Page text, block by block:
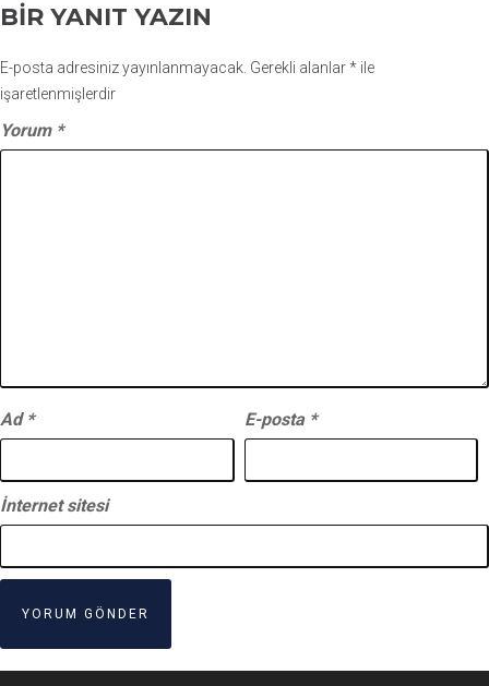
BIR YANIT YAZIN
E-posta adresiniz yayınlanmayacak. Gerekli alanlar* ile
işaretlenmişlerdir
Yorum *
Ad * E-posta *
İnternet sitesi